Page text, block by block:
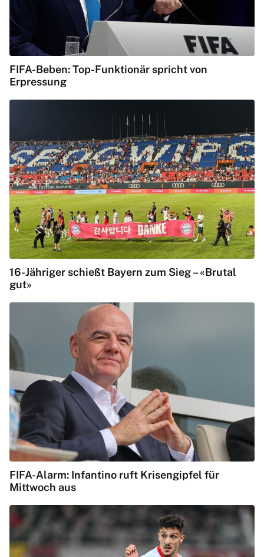
FIFA-Beben: Top-Funktionär spricht von
Erpressung
16-Jähriger schießt Bayern zum Sieg – «Brutal
gut»
FIFA-Alarm: Infantino ruft Krisengipfel für
Mittwoch aus